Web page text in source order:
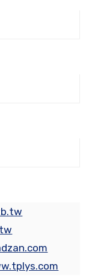
時間，你都
生事這些
大家不理他
）
會針炙。他
病得確實是
變化。
已，都帶不
萬般就是身
我也很清
佛號，我走
大家聽佛
念念念，如
就是蕅益大
蠟印一樣，
「或悲或
講「或愁或
七遍，或自
三遍或七
讀是最好。
彌陀經》、
《地藏經》
個佛七就功
講的，「臨
們平常要修
)
念也有、惡
善事還沒有
這個念頭是
。觀察發現
到。你道理
，不知不覺
不知道，沒
們一般人不
門，你說你
瑞相非常
十一歲出
一句南無阿
什麼都不
他的因緣
醒，他自己